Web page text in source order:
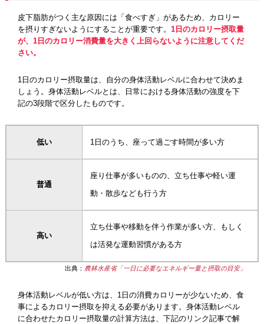
皮下脂肪がつく主な原因には「食べすぎ」があるため、カロリー
を摂りすぎないようにすることが重要です。1日のカロリー摂取量
が、1日のカロリー消費量を大きく上回らないように注意してくだ
さい。
1日のカロリー摂取量は、自分の身体活動レベルに合わせて決めま
しょう。身体活動レベルとは、日常における身体活動の強度を下
記の3段階で区分したものです。
低い 1日のうち、座って過ごす時間が多い方
普通
座り仕事が多いものの、立ち仕事や軽い運
動・散歩なども行う方
高い
立ち仕事や移動を伴う作業が多い方、もしく
は活発な運動習慣がある方
出典： 農林水産省「一日に必要なエネルギー量と摂取の目安」
身体活動レベルが低い方は、1日の消費カロリーが少ないため、食
事によるカロリー摂取を抑える必要があります。身体活動レベル
に合わせたカロリー摂取量の計算方法は、下記のリンク記事で解